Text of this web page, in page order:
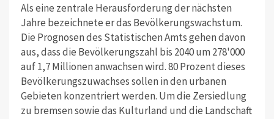
Als eine zentrale Herausforderung der nächsten
Jahre bezeichnete er das Bevölkerungswachstum.
Die Prognosen des Statistischen Amts gehen davon
aus, dass die Bevölkerungszahl bis 2040 um 278'000
auf 1,7 Millionen anwachsen wird. 80 Prozent dieses
Bevölkerungszuwachses sollen in den urbanen
Gebieten konzentriert werden. Um die Zersiedlung
zu bremsen sowie das Kulturland und die Landschaft